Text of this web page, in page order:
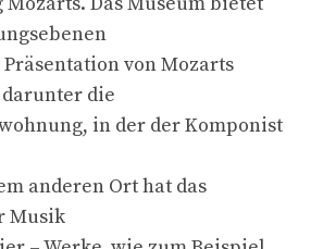
von Mozarts
die
in der der Komponist
anderen Ort hat das
Musik